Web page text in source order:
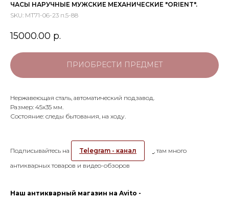
ЧАСЫ НАРУЧНЫЕ МУЖСКИЕ МЕХАНИЧЕСКИЕ "ORIENT".
SKU: МТ71-06-23 п.5-88
15000.00 р.
ПРИОБРЕСТИ ПРЕДМЕТ
Нержавеющая сталь, автоматический подзавод.
Размер: 45х35 мм.
Состояние: следы бытования, на ходу.
Подписывайтесь на Telegram - канал
, там много
антикварных товаров и видео-обзоров
Наш антикварный магазин на Avito -